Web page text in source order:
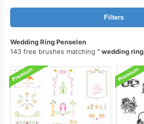
Filters
Wedding Ring Penselen
143 free brushes matching
wedding ring